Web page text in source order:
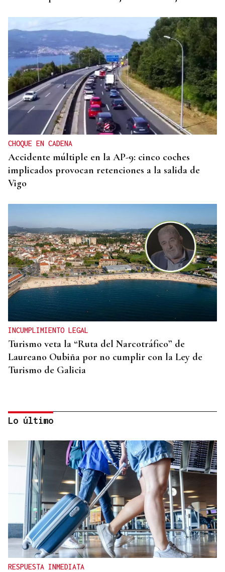
CHOQUE EN CADENA
Accidente múltiple en la AP-9: cinco coches
implicados provocan retenciones a la salida de
Vigo
INCUMPLIMIENTO LEGAL
Turismo veta la “Ruta del Narcotráfico” de
Laureano Oubiña por no cumplir con la Ley de
Turismo de Galicia
PLANIFICAR CON ANTELACIÓN
Las compañías de autobuses recomiendan
adelantar los desplazamientos para evitar
saturaciones el día del eclipse
Lo último
RESPUESTA INMEDIATA